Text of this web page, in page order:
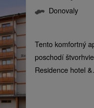
Donovaly
Tento komfortný
poschodí
Residence hotel